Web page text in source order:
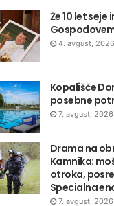
Že 10 let seje
4. avgust, 2026
Kopališče
posebne
7. avgust, 2026
Drama na
Kamnika:
otroka,
Specialna
7. avgust, 2026